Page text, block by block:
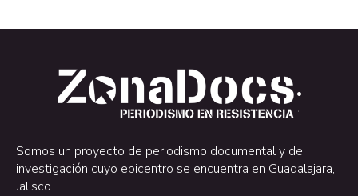
.
.
Somos un proyecto de periodismo documental y de
investigación cuyo epicentro se encuentra en Guadalajara,
Jalisco.